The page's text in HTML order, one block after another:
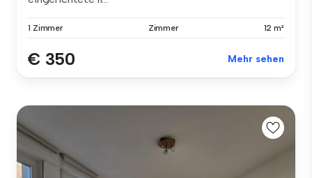
1 Zimmer Zimmer 12 m²
€ 350 Mehr sehen